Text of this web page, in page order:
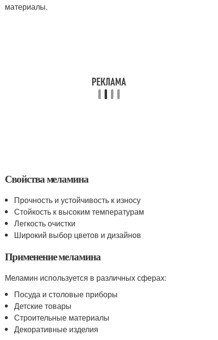
материалы.
Свойства меламина
Прочность и устойчивость к износу
Стойкость к высоким температурам
Легкость очистки
Широкий выбор цветов и дизайнов
Применение меламина
Меламин используется в различных сферах:
Посуда и столовые приборы
Детские товары
Строительные материалы
Декоративные изделия